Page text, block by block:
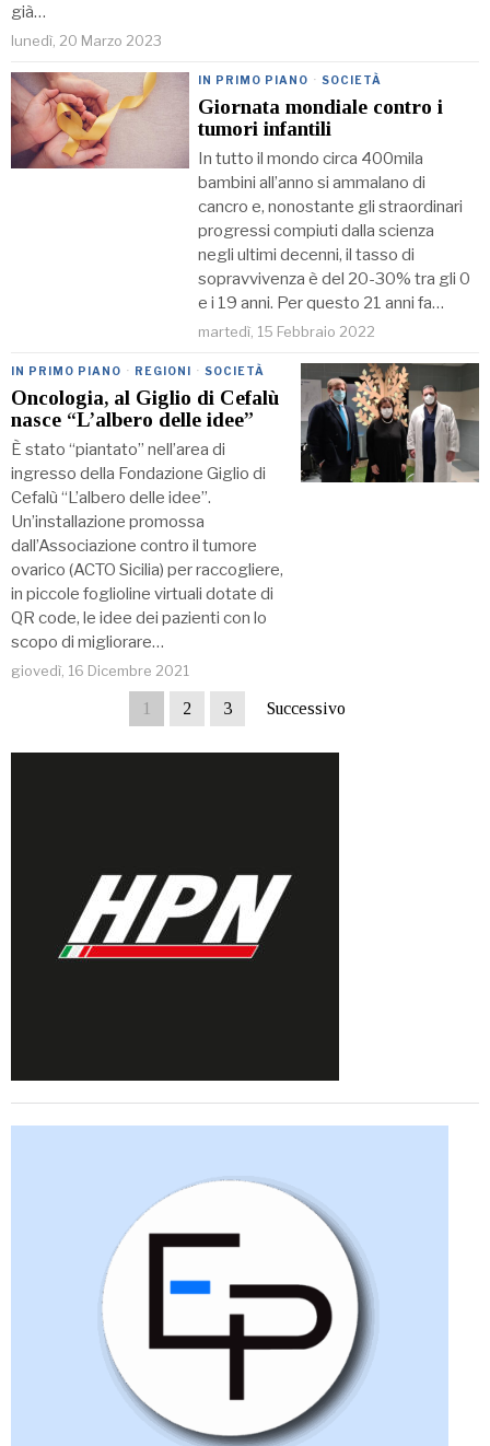
già…
lunedì, 20 Marzo 2023
IN PRIMO PIANO · SOCIETÀ
Giornata mondiale contro i
tumori infantili
In tutto il mondo circa 400mila
bambini all’anno si ammalano di
cancro e, nonostante gli straordinari
progressi compiuti dalla scienza
negli ultimi decenni, il tasso di
sopravvivenza è del 20-30% tra gli 0
e i 19 anni. Per questo 21 anni fa…
martedì, 15 Febbraio 2022
IN PRIMO PIANO · REGIONI · SOCIETÀ
Oncologia, al Giglio di Cefalù
nasce “L’albero delle idee”
È stato “piantato” nell’area di
ingresso della Fondazione Giglio di
Cefalù “L’albero delle idee”.
Un’installazione promossa
dall’Associazione contro il tumore
ovarico (ACTO Sicilia) per raccogliere,
in piccole foglioline virtuali dotate di
QR code, le idee dei pazienti con lo
scopo di migliorare…
giovedì, 16 Dicembre 2021
1 2 3 Successivo